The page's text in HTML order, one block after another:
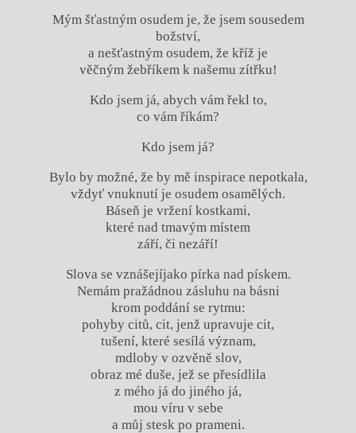
Mým šťastným osudem je, že jsem sousedem
božství,
a nešťastným osudem, že kříž je
věčným žebříkem k našemu zítřku!
Kdo jsem já, abych vám řekl to,
co vám říkám?
Kdo jsem já?
Bylo by možné, že by mě inspirace nepotkala,
vždyť vnuknutí je osudem osamělých.
Báseň je vržení kostkami,
které nad tmavým místem
září, či nezáří!
Slova se vznášejíjako pírka nad pískem.
Nemám pražádnou zásluhu na básni
krom poddání se rytmu:
pohyby citů, cit, jenž upravuje cit,
tušení, které sesílá význam,
mdloby v ozvěně slov,
obraz mé duše, jež se přesídlila
z mého já do jiného já,
mou víru v sebe
a můj stesk po prameni.